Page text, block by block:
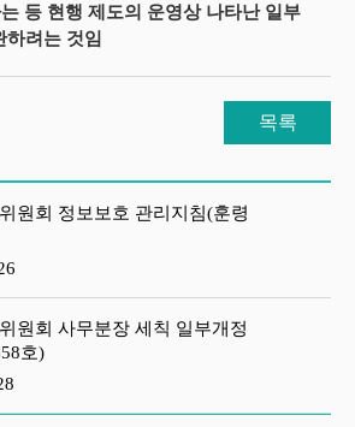
등 현행 제도의 운영상 나타난 일부
하려는 것임
목록
원회 정보보호 관리지침(훈령
원회 사무분장 세칙 일부개정
호)